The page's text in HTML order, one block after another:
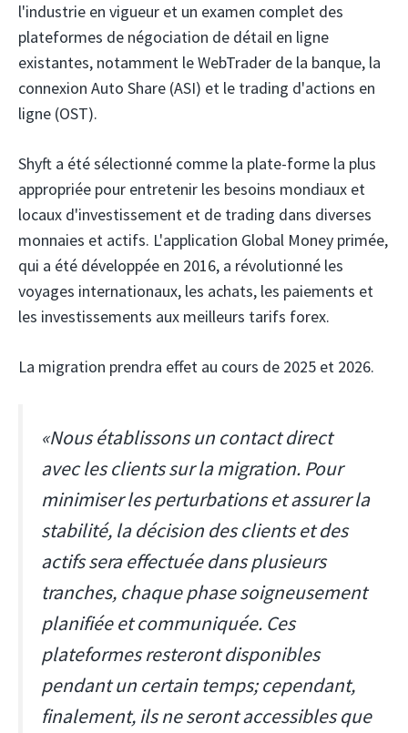
l'industrie en vigueur et un examen complet des
plateformes de négociation de détail en ligne
existantes, notamment le WebTrader de la banque, la
connexion Auto Share (ASI) et le trading d'actions en
ligne (OST).
Shyft a été sélectionné comme la plate-forme la plus
appropriée pour entretenir les besoins mondiaux et
locaux d'investissement et de trading dans diverses
monnaies et actifs. L'application Global Money primée,
qui a été développée en 2016, a révolutionné les
voyages internationaux, les achats, les paiements et
les investissements aux meilleurs tarifs forex.
La migration prendra effet au cours de 2025 et 2026.
«Nous établissons un contact direct
avec les clients sur la migration. Pour
minimiser les perturbations et assurer la
stabilité, la décision des clients et des
actifs sera effectuée dans plusieurs
tranches, chaque phase soigneusement
planifiée et communiquée. Ces
plateformes resteront disponibles
pendant un certain temps; cependant,
finalement, ils ne seront accessibles que